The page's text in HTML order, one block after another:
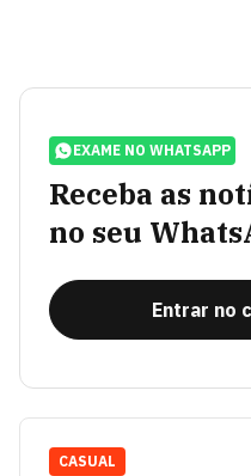
EXAME NO WHATSAPP
Receba as
no seu
Entrar no
CASUAL